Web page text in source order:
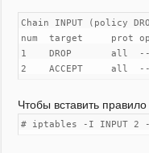
Chain INPUT (policy
num  target     prot
1    DROP       all
2    ACCEPT     all
Чтобы вставить
# iptables -I INPUT 2 -